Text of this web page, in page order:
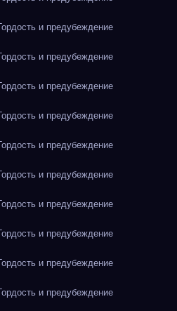
и предубеждение
и предубеждение
и предубеждение
и предубеждение
и предубеждение
и предубеждение
и предубеждение
и предубеждение
и предубеждение
и предубеждение